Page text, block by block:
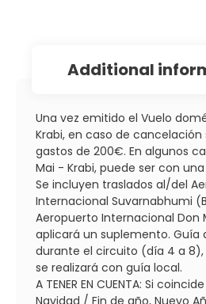
additional
Una vez emitido el Vuelo
Krabi, en caso de
gastos de 200€. En algunos
Mai - Krabi, puede ser con
Se incluyen traslados al/del
Internacional Suvarnabhumi
Aeropuerto Internacional Don
aplicará un suplemento.
durante el circuito (día 4 a 8),
se realizará con guía local.
A TENER EN CUENTA: Si
Navidad / Fin de año, Nuevo